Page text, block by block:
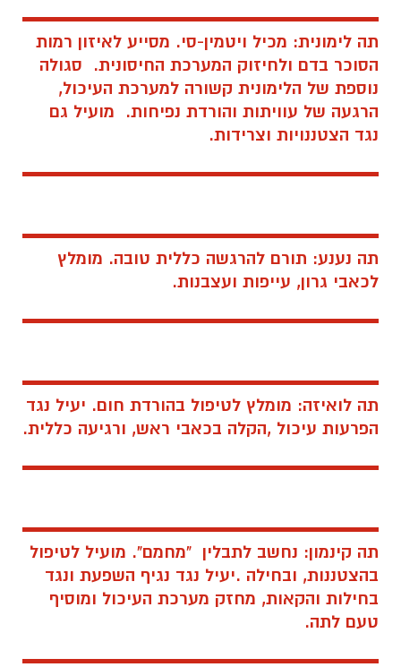
תה לימונית: מכיל ויטמין-סי. מסייע לאיזון רמות
הסוכר בדם ולחיזוק המערכת החיסונית. סגולה
נוספת של הלימונית קשורה למערכת העיכול,
הרגעה של עוויתות והורדת נפיחות. מועיל גם
נגד הצטננויות וצרידות.
תה נענע: תורם להרגשה כללית טובה. מומלץ
לכאבי גרון, עייפות ועצבנות.
תה לואיזה: מומלץ לטיפול בהורדת חום. יעיל נגד
הפרעות עיכול ,הקלה בכאבי ראש, ורגיעה כללית.
תה קינמון: נחשב לתבלין "מחמם". מועיל לטיפול
בהצטננות, ובחילה .יעיל נגד נגיף השפעת ונגד
בחילות והקאות, מחזק מערכת העיכול ומוסיף
טעם לתה.